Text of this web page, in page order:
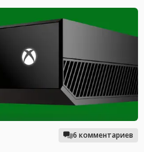
6 комментариев